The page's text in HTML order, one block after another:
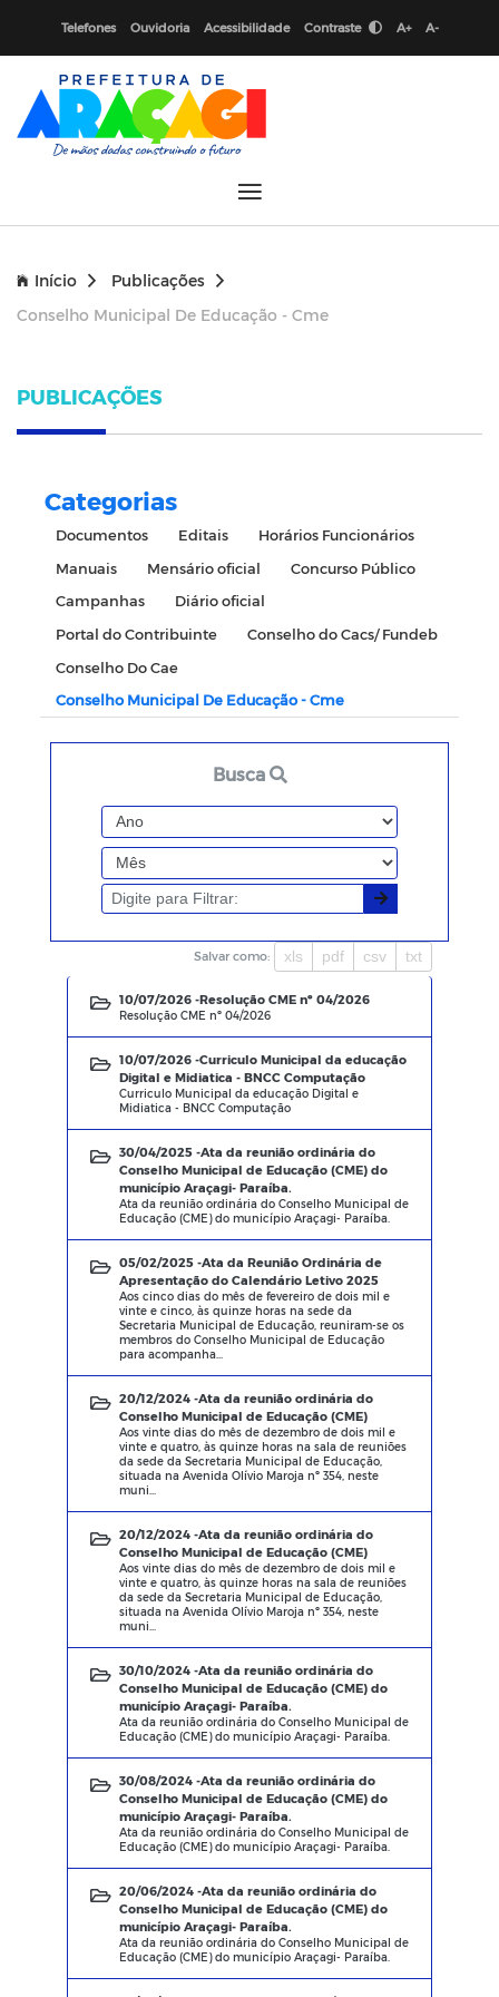
Telefones Ouvidoria Acessibilidade Contraste A+ A-
Início
Publicações
Conselho Municipal De Educação - Cme
PUBLICAÇÕES
Categorias
Documentos Editais
Horários Funcionários
Manuais
Mensário oficial
Concurso Público
Campanhas
Diário oficial
Portal do Contribuinte
Conselho do Cacs/ Fundeb
Conselho Do Cae
Conselho Municipal De Educação - Cme
Busca
Salvar como: xls pdf csv txt
10/07/2026 -Resolução CME nº 04/2026
Resolução CME nº 04/2026
10/07/2026 -Curriculo Municipal da educação
Digital e Midiatica - BNCC Computação
Curriculo Municipal da educação Digital e
Midiatica - BNCC Computação
30/04/2025 -Ata da reunião ordinária do
Conselho Municipal de Educação (CME) do
município Araçagi- Paraíba.
Ata da reunião ordinária do Conselho Municipal de
Educação (CME) do município Araçagi- Paraíba.
05/02/2025 -Ata da Reunião Ordinária de
Apresentação do Calendário Letivo 2025
Aos cinco dias do mês de fevereiro de dois mil e
vinte e cinco, às quinze horas na sede da
Secretaria Municipal de Educação, reuniram-se os
membros do Conselho Municipal de Educação
para acompanha...
20/12/2024 -Ata da reunião ordinária do
Conselho Municipal de Educação (CME)
Aos vinte dias do mês de dezembro de dois mil e
vinte e quatro, às quinze horas na sala de reuniões
da sede da Secretaria Municipal de Educação,
situada na Avenida Olívio Maroja nº 354, neste
muni...
20/12/2024 -Ata da reunião ordinária do
Conselho Municipal de Educação (CME)
Aos vinte dias do mês de dezembro de dois mil e
vinte e quatro, às quinze horas na sala de reuniões
da sede da Secretaria Municipal de Educação,
situada na Avenida Olívio Maroja nº 354, neste
muni...
30/10/2024 -Ata da reunião ordinária do
Conselho Municipal de Educação (CME) do
município Araçagi- Paraíba.
Ata da reunião ordinária do Conselho Municipal de
Educação (CME) do município Araçagi- Paraíba.
30/08/2024 -Ata da reunião ordinária do
Conselho Municipal de Educação (CME) do
município Araçagi- Paraíba.
Ata da reunião ordinária do Conselho Municipal de
Educação (CME) do município Araçagi- Paraíba.
20/06/2024 -Ata da reunião ordinária do
Conselho Municipal de Educação (CME) do
município Araçagi- Paraíba.
Ata da reunião ordinária do Conselho Municipal de
Educação (CME) do município Araçagi- Paraíba.